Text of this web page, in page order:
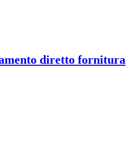
diretto fornitura